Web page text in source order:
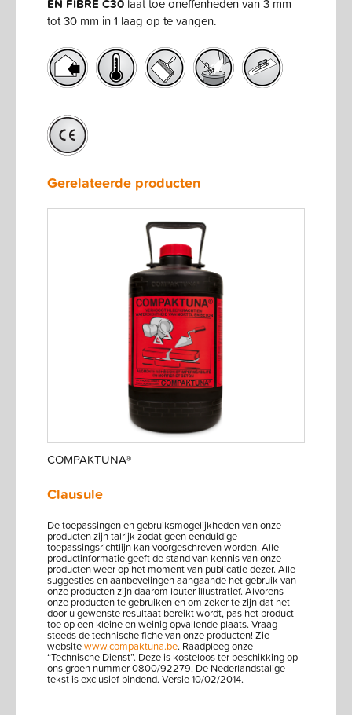
EN FIBRE C30 laat toe oneffenheden van 3 mm
tot 30 mm in 1 laag op te vangen.
Gerelateerde producten
COMPAKTUNA®
Clausule
De toepassingen en gebruiksmogelijkheden van onze
producten zijn talrijk zodat geen eenduidige
toepassingsrichtlijn kan voorgeschreven worden. Alle
productinformatie geeft de stand van kennis van onze
producten weer op het moment van publicatie dezer. Alle
suggesties en aanbevelingen aangaande het gebruik van
onze producten zijn daarom louter illustratief. Alvorens
onze producten te gebruiken en om zeker te zijn dat het
door u gewenste resultaat bereikt wordt, pas het product
toe op een kleine en weinig opvallende plaats. Vraag
steeds de technische fiche van onze producten! Zie
websitewww.compaktuna.be. Raadpleeg onze
“Technische Dienst”. Deze is kosteloos ter beschikking op
ons groen nummer 0800/92279. De Nederlandstalige
tekst is exclusief bindend. Versie 10/02/2014.